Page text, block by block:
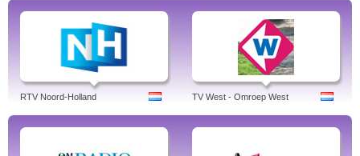
RTV Noord-Holland TV West - Omroep West